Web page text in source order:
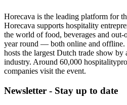
Horecava is the leading platform for
Horecava supports hospitality
the world of food, beverages and
year round — both online and offline.
hosts the largest Dutch trade show
industry. Around 60,000
companies visit the event.
Newsletter - Stay up to date